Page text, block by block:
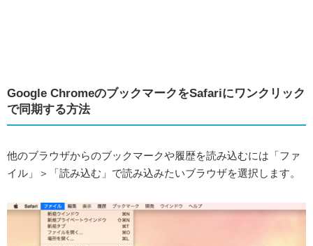
Google ChromeのブックマークをSafariにワンクリック
で同期する方法
他のブラウザからのブックマークや履歴を読み込むには「ファ
イル」＞「読み込む」で読み込みたいブラウザを選択します。